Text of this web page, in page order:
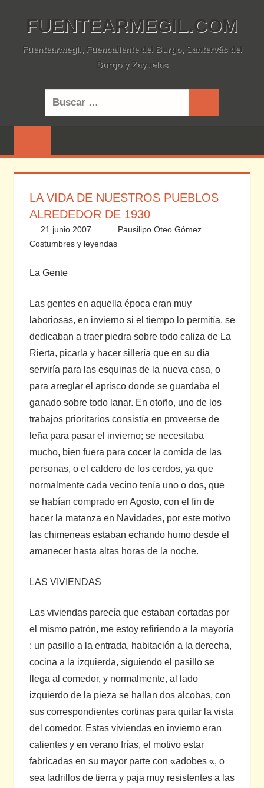
FUENTEARMEGIL.COM
Fuentearmegil, Fuencaliente del Burgo, Santervás del
Burgo y Zayuelas
Buscar:
LA VIDA DE NUESTROS PUEBLOS
ALREDEDOR DE 1930
21 junio 2007
Pausilipo Oteo Gómez
Costumbres y leyendas
La Gente
Las gentes en aquella época eran muy
laboriosas, en invierno si el tiempo lo permitía, se
dedicaban a traer piedra sobre todo caliza de La
Rierta, picarla y hacer sillería que en su día
serviría para las esquinas de la nueva casa, o
para arreglar el aprisco donde se guardaba el
ganado sobre todo lanar. En otoño, uno de los
trabajos prioritarios consistía en proveerse de
leña para pasar el invierno; se necesitaba
mucho, bien fuera para cocer la comida de las
personas, o el caldero de los cerdos, ya que
normalmente cada vecino tenía uno o dos, que
se habían comprado en Agosto, con el fin de
hacer la matanza en Navidades, por este motivo
las chimeneas estaban echando humo desde el
amanecer hasta altas horas de la noche.
LAS VIVIENDAS
Las viviendas parecía que estaban cortadas por
el mismo patrón, me estoy refiriendo a la mayoría
: un pasillo a la entrada, habitación a la derecha,
cocina a la izquierda, siguiendo el pasillo se
llega al comedor, y normalmente, al lado
izquierdo de la pieza se hallan dos alcobas, con
sus correspondientes cortinas para quitar la vista
del comedor. Estas viviendas en invierno eran
calientes y en verano frías, el motivo estar
fabricadas en su mayor parte con «adobes «, o
sea ladrillos de tierra y paja muy resistentes a las